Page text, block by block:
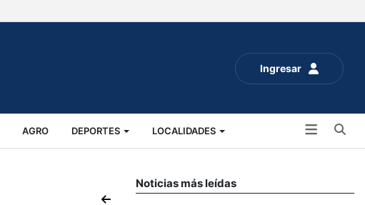
Ingresar
AGRO DEPORTES LOCALIDADES
Noticias más leídas